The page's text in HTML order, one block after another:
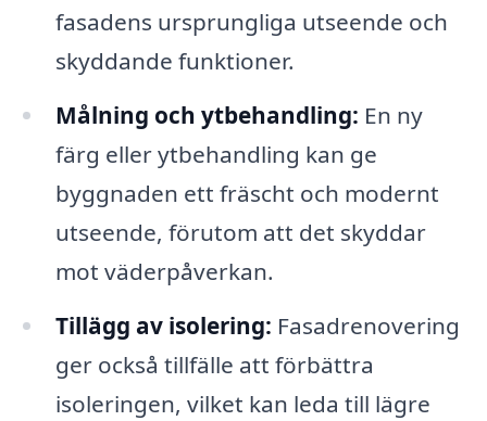
fasadens ursprungliga utseende och
skyddande funktioner.
Målning och ytbehandling: En ny
färg eller ytbehandling kan ge
byggnaden ett fräscht och modernt
utseende, förutom att det skyddar
mot väderpåverkan.
Tillägg av isolering: Fasadrenovering
ger också tillfälle att förbättra
isoleringen, vilket kan leda till lägre